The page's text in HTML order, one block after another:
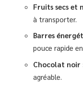
Fruits secs et
à transporter.
Barres
pouce rapide
Chocolat noir
agréable.